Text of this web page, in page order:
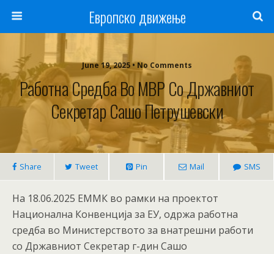
Европско движење
June 19, 2025 • No Comments
Работна Средба Во МВР Со Државниот
Секретар Сашо Петрушевски
Share Tweet Pin Mail SMS
На 18.06.2025 ЕММК во рамки на проектот
Национална Конвенција за ЕУ, одржа работна
средба во Министерството за внатрешни работи
со Државниот Секретар г-дин Сашо